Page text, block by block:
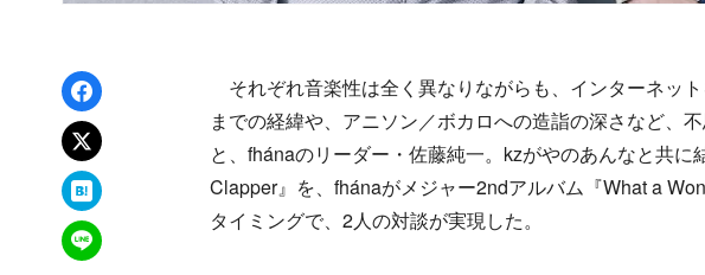
Facebookでシェア
xでポスト
はてなブックマーク
LINEで送る
それぞれ音楽性は全く異なりながらも、インターネッ
までの経緯や、アニソン／ボカロへの造詣の深さなど、
と、fhánaのリーダー・佐藤純一。kzがやのあんなと共
Clapper』を、fhánaがメジャー2ndアルバム『What a
タイミングで、2人の対談が実現した。